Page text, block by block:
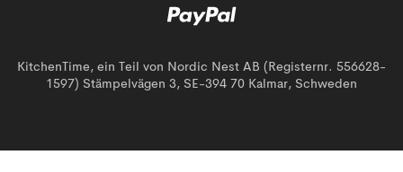
KitchenTime, ein Teil von Nordic Nest AB (Registernr. 556628-
1597) Stämpelvägen 3, SE-394 70 Kalmar, Schweden